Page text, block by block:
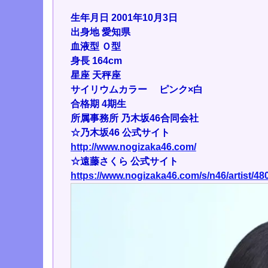
生年月日 2001年10月3日
出身地 愛知県
血液型 Ｏ型
身長 164cm
星座 天秤座
サイリウムカラー ピンク×白
合格期 4期生
所属事務所 乃木坂46合同会社
☆乃木坂46 公式サイト
http://www.nogizaka46.com/
☆遠藤さくら 公式サイト
https://www.nogizaka46.com/s/n46/artist/